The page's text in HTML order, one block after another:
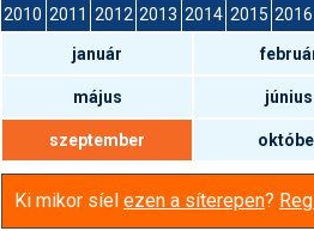
2010 2011 2012 2013 2014 2015 2016
január
május június
szeptember
Ki mikor síel ezen a síterepen?